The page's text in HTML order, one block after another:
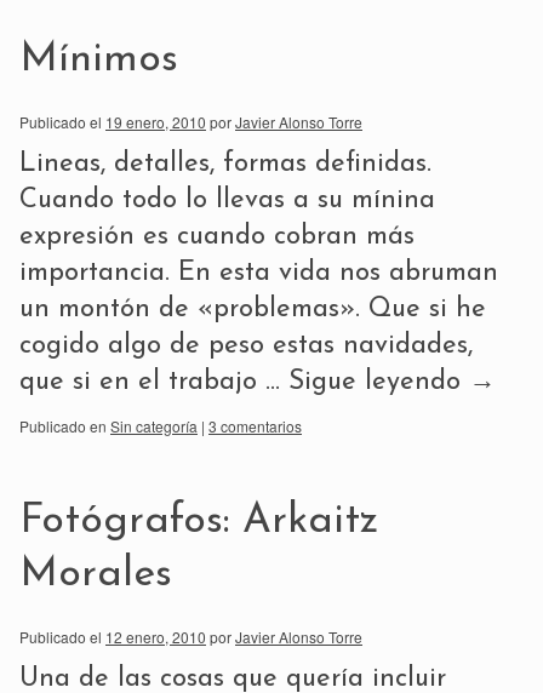
Mínimos
Publicado el 19 enero, 2010 porJavier Alonso Torre
Lineas, detalles, formas definidas.
Cuando todo lo llevas a su mínina
expresión es cuando cobran más
importancia. En esta vida nos abruman
un montón de «problemas». Que si he
cogido algo de peso estas navidades,
que si en el trabajo … Sigue leyendo →
Publicado en Sin categoría | 3 comentarios
Fotógrafos: Arkaitz
Morales
Publicado el 12 enero, 2010 porJavier Alonso Torre
Una de las cosas que quería incluir